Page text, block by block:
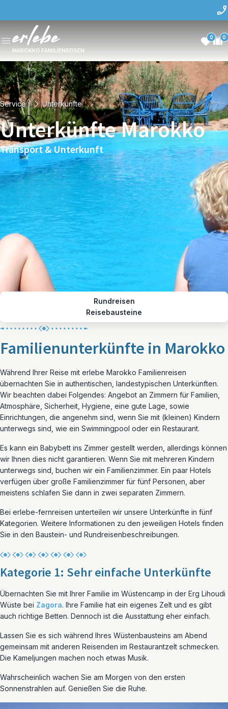
MAROKKO FAMILIENREISEN
0 0
Service Unterkünfte
Unterkünfte Marokko
Transport & Unterkunft
Rundreisen
Reisebausteine
Familienunterkünfte in Marokko
Während Ihrer Reise mit erlebe Marokko Familienreisen
übernachten Sie in authentischen, landestypischen Unterkünften.
Wir beachten dabei Folgendes: Angebot an Zimmern für Familien,
Atmosphäre, Sicherheit, Hygiene, eine gute Lage, sowie
Einrichtungen, die angenehm sind, wenn Sie mit (kleinen) Kindern
unterwegs sind, wie ein Swimmingpool oder ein Restaurant.
Es kann ein Babybett ins Zimmer gestellt werden, allerdings können
wir Ihnen dies nicht garantieren. Wenn Sie mit mehreren Kindern
unterwegs sind, buchen wir ein Familienzimmer. Ein paar Hotels
verfügen über große Familienzimmer für fünf Personen, aber
meistens schlafen Sie dann in zwei separaten Zimmern.
Bei erlebe-fernreisen unterteilen wir unsere Unterkünfte in fünf
Kategorien. Weitere Informationen zu den jeweiligen Hotels finden
Sie in den Baustein- und Rundreisenbeschreibungen.
Kategorie 1: Sehr einfache Unterkünfte
Übernachten Sie mit Ihrer Familie im Wüstencamp in der Erg Lihoudi
Wüste bei Zagora. Ihre Familie hat ein eigenes Zelt und es gibt
auch richtige Betten. Dennoch ist die Ausstattung eher einfach.
Lassen Sie es sich während Ihres Wüstenbausteins am Abend
gemeinsam mit anderen Reisenden im Restaurantzelt schmecken.
Die Kameljungen machen noch etwas Musik.
Wahrscheinlich wachen Sie am Morgen von den ersten
Sonnenstrahlen auf. Genießen Sie die Ruhe.